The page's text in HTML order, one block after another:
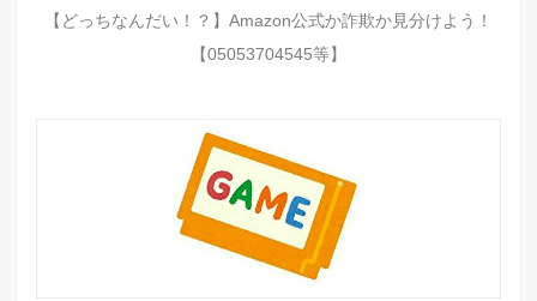
【どっちなんだい！？】Amazon公式か詐欺か見分けよう！
【05053704545等】